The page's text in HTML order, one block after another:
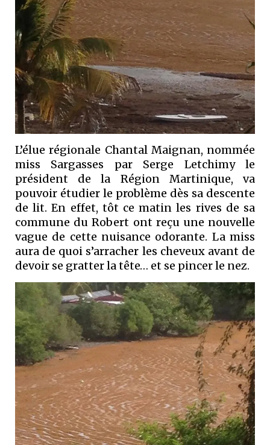
L’élue régionale Chantal Maignan, nommée
miss Sargasses par Serge Letchimy le
président de la Région Martinique, va
pouvoir étudier le problème dès sa descente
de lit. En effet, tôt ce matin les rives de sa
commune du Robert ont reçu une nouvelle
vague de cette nuisance odorante. La miss
aura de quoi s’arracher les cheveux avant de
devoir se gratter la tête… et se pincer le nez.